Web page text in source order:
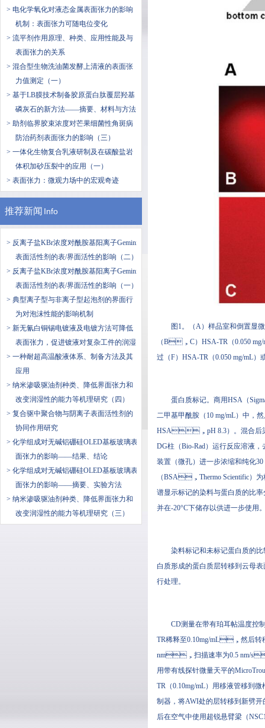
> 电化学氧化对液态金属表面张力的影响
机制：表面张力可随电位变化
> 流平剂作用原理、种类、应用性能及与
表面张力的关系
> 混合型生物洗油菌发酵上清液的表面张
力值测定（一）
> 基于LB膜技术制备胶原蛋白肽覆层羟基
磷灰石的新方法——摘要、材料与方法
> 助剂临界胶束浓度对芒果细菌性角斑病
防治药剂表面张力的影响（三）
> 一体化生物复合乳液研制及在碳酸盐岩
体积加砂压裂中的应用（一）
> 表面张力：微观力场中的宏观奇迹
推荐新闻 Info
> 反离子盐KBr浓度对酰胺基阳离子Gemini
表面活性剂的表/界面活性的影响（二）
> 反离子盐KBr浓度对酰胺基阳离子Gemini
表面活性剂的表/界面活性的影响（一）
> 典型离子型与非离子型起泡剂的界面行
为对泡沫性能的影响机制
> 新无氰白铜锡电镀液及电镀方法可降低
表面张力，促进镀液对复杂工件的润湿
> 一种耐超高温酸液体系、制备方法及其
应用
> 纳米渗吸驱油剂种类、降低界面张力和
改变润湿性的能力等机理研究（四）
> 复合驱中聚合物与阴离子表面活性剂的
协同作用研究
> 化学组成对无碱铝硼硅OLED基板玻璃表
面张力的影响——结果、结论
> 化学组成对无碱铝硼硅OLED基板玻璃表
面张力的影响——摘要、实验方法
> 纳米渗吸驱油剂种类、降低界面张力和
改变润湿性的能力等机理研究（三）
图1。（A）样品室和倒置
（B，C）HSA-TR（0.050 mg/
过（F）HSA-TR（0.050 mg/mL）
蛋白质标记。商用HSA（
二甲基甲酰胺（10 mg/mL）中
HSA，pH 8.3）。混合后
DG柱（Bio-Rad）运行反应溶液
装置（微孔）进一步浓缩和纯化30
（BSA，Thermo Scientific）为
谱显示标记的染料与蛋白质的比率
并在-20°C下储存以供进一步使用
染料标记和未标记蛋白质的比
白质形成的蛋白质层转移到云母表面
行处理。
CD测量在带有珀耳帖温度控制
TR稀释至0.10mg/mL，然后转移
nm，扫描速率为0.5 nm/s
用带有线探针微量天平的
TR（0.10mg/mL）用移液管移到微槽
制器，将AWI处的层转移到新劈
后在空气中使用超锐悬臂梁（